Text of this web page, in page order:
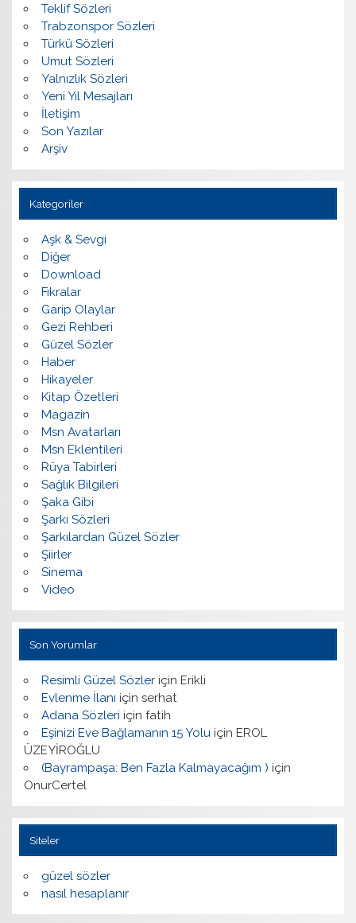
Teklif Sözleri
Trabzonspor Sözleri
Türkü Sözleri
Umut Sözleri
Yalnızlık Sözleri
Yeni Yıl Mesajları
İletişim
Son Yazılar
Arşiv
Kategoriler
Aşk & Sevgi
Diğer
Download
Fıkralar
Garip Olaylar
Gezi Rehberi
Güzel Sözler
Haber
Hikayeler
Kitap Özetleri
Magazin
Msn Avatarları
Msn Eklentileri
Rüya Tabirleri
Sağlık Bilgileri
Şaka Gibi
Şarkı Sözleri
Şarkılardan Güzel Sözler
Şiirler
Sinema
Video
Son Yorumlar
Resimli Güzel Sözleriçin Erikli
Evlenme İlanı için serhat
Adana Sözleri için fatih
Eşinizi Eve Bağlamanın 15 Yolu için EROL
ÜZEYİROĞLU
(Bayrampaşa: Ben Fazla Kalmayacağım ) için
OnurCertel
Siteler
güzel sözler
nasıl hesaplanır